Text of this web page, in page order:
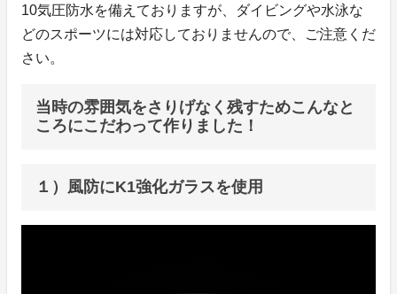
10気圧防水を備えておりますが、ダイビングや水泳な
どのスポーツには対応しておりませんので、ご注意くだ
さい。
当時の雰囲気をさりげなく残すためこんなと
ころにこだわって作りました！
１）風防にK1強化ガラスを使用